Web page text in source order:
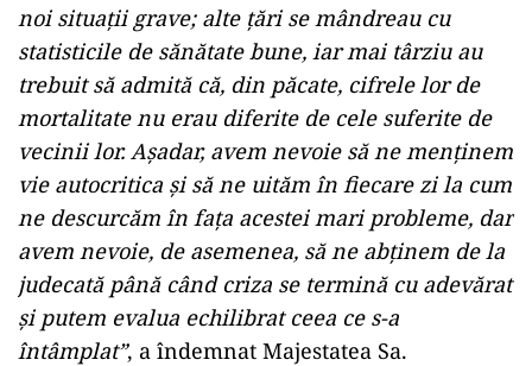
noi situaţii grave; alte ţări se mândreau cu
statisticile de sănătate bune, iar mai târziu au
trebuit să admită că, din păcate, cifrele lor de
mortalitate nu erau diferite de cele suferite de
vecinii lor. Aşadar, avem nevoie să ne menţinem
vie autocritica şi să ne uităm în fiecare zi la cum
ne descurcăm în faţa acestei mari probleme, dar
avem nevoie, de asemenea, să ne abţinem de la
judecată până când criza se termină cu adevărat
şi putem evalua echilibrat ceea ce s-a
întâmplat”, a îndemnat Majestatea Sa.